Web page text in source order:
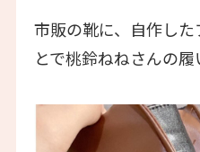
市販の靴に、自作し
とで桃鈴ねねさんの履